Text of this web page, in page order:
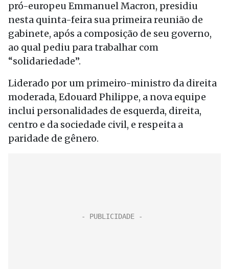
pró-europeu Emmanuel Macron, presidiu
nesta quinta-feira sua primeira reunião de
gabinete, após a composição de seu governo,
ao qual pediu para trabalhar com
“solidariedade”.
Liderado por um primeiro-ministro da direita
moderada, Edouard Philippe, a nova equipe
inclui personalidades de esquerda, direita,
centro e da sociedade civil, e respeita a
paridade de gênero.